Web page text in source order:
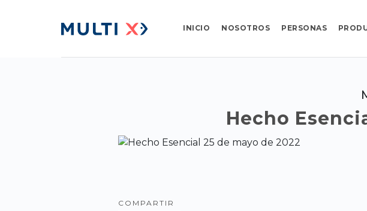
INICIO NOSOTROS PERSONAS
Hecho
COMPARTIR